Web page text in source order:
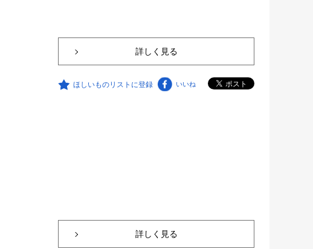
詳しく見る
ほしいものリストに登録 いいね
詳しく見る